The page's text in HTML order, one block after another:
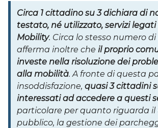
Circa 1 cittadino su 3 dichiara di
testato, né utilizzato, servizi
Mobility. Circa lo stesso numero
afferma inoltre che il proprio
investe nella risoluzione dei
alla mobilità. A fronte di questa
insoddisfazione, quasi 3 cittadini
interessati ad accedere a questi
particolare per quanto riguarda
pubblico, la gestione dei